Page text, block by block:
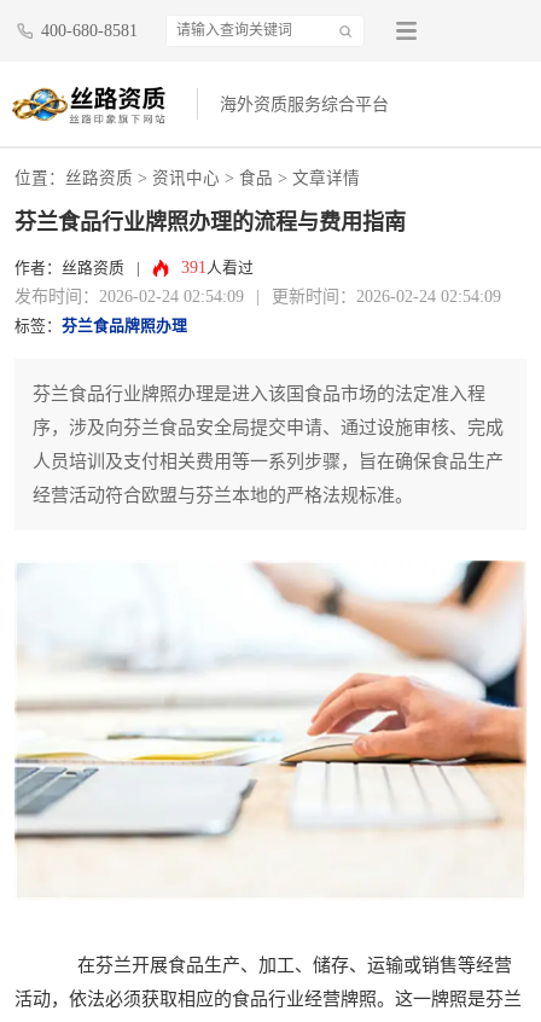
400-680-8581
海外资质服务综合平台
位置： 丝路资质 > 资讯中心 > 食品 > 文章详情
芬兰食品行业牌照办理的流程与费用指南
作者：丝路资质 391人看过
发布时间：2026-02-24 02:54:09 更新时间：2026-02-24 02:54:09
标签： 芬兰食品牌照办理
芬兰食品行业牌照办理是进入该国食品市场的法定准入程
序，涉及向芬兰食品安全局提交申请、通过设施审核、完成
人员培训及支付相关费用等一系列步骤，旨在确保食品生产
经营活动符合欧盟与芬兰本地的严格法规标准。
在芬兰开展食品生产、加工、储存、运输或销售等经营
活动，依法必须获取相应的食品行业经营牌照。这一牌照是芬兰